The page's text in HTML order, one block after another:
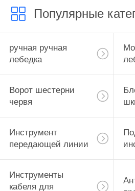
Популярные
ручная ручная
лебедка
Ворот шестерни
червя
Инструмент
передающей линии
Инструменты
кабеля для